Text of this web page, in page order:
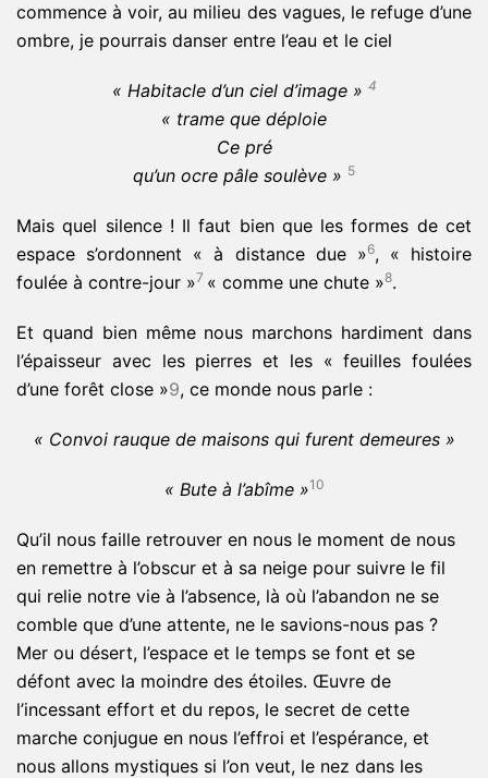
commence à voir, au milieu des vagues, le refuge d’une
ombre, je pourrais danser entre l’eau et le ciel
« Habitacle d’un ciel d’image » 4
« trame que déploie
Ce pré
qu’un ocre pâle soulève » 5
Mais quel silence ! Il faut bien que les formes de cet
espace s’ordonnent « à distance due »6, « histoire
foulée à contre-jour »7 « comme une chute »8.
Et quand bien même nous marchons hardiment dans
l’épaisseur avec les pierres et les « feuilles foulées
d’une forêt close »9, ce monde nous parle :
« Convoi rauque de maisons qui furent demeures »
« Bute à l’abîme »10
Qu’il nous faille retrouver en nous le moment de nous
en remettre à l’obscur et à sa neige pour suivre le fil
qui relie notre vie à l’absence, là où l’abandon ne se
comble que d’une attente, ne le savions-nous pas ?
Mer ou désert, l’espace et le temps se font et se
défont avec la moindre des étoiles. Œuvre de
l’incessant effort et du repos, le secret de cette
marche conjugue en nous l’effroi et l’espérance, et
nous allons mystiques si l’on veut, le nez dans les